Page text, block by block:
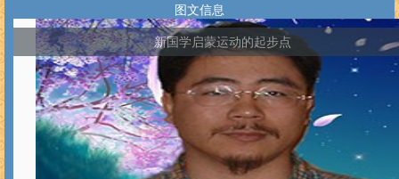
图文信息
新国学启蒙运动的起步点